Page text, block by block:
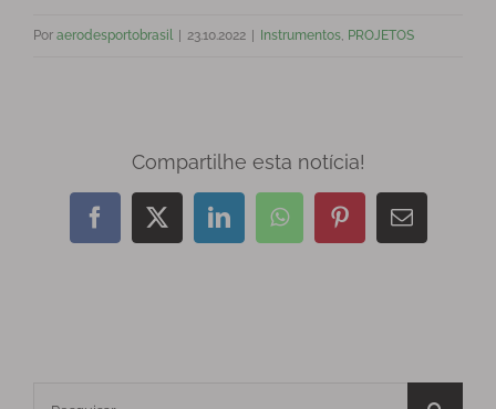
Por aerodesportobrasil | 23.10.2022 | Instrumentos, PROJETOS
Compartilhe esta notícia!
Facebook
X LinkedInWhatsAppPinterest
E-
mail
Buscar